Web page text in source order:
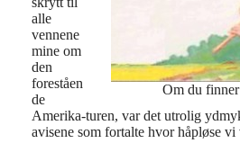
Om du
alle
vennene
mine om
den
foreståen
de
Amerika-turen, var det utrolig
avisene som fortalte hvor håpløse vi